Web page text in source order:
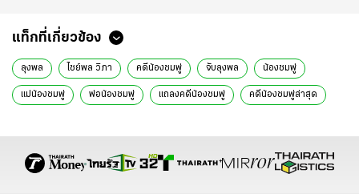
แท็กที่เกี่ยวข้อง
ลุงพล ไชย์พล วิภา คดีน้องชมพู่ จับลุงพล น้องชมพู่
แม่น้องชมพู่ พ่อน้องชมพู่ แถลงคดีน้องชมพู่ คดีน้องชมพู่ล่าสุด